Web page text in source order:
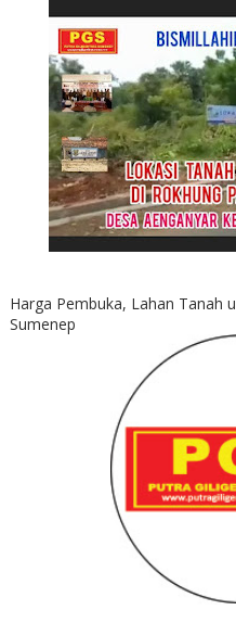
Harga Pembuka, Lahan Tanah
Sumenep